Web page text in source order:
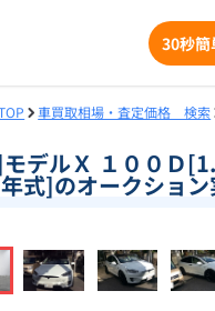
30秒簡
車買取相場・査定価格 検索
デルＸ １００Ｄ
年式]のオークショ